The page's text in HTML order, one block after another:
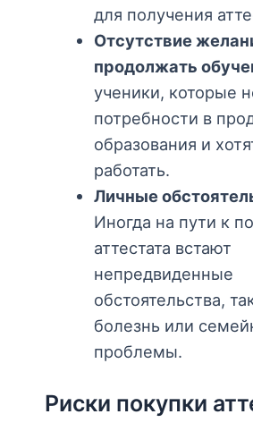
для получения
Отсутствие
продолжать
ученики, которые
потребности в
образования и
работать.
Личные
Иногда на пути к
аттестата встают
непредвиденные
обстоятельства,
болезнь или
проблемы.
Риски покупки